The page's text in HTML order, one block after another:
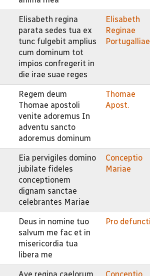
Elisabeth regina
parata sedes tua ex
tunc fulgebit amplius
cum dominum tot
impios confregerit in
die irae suae reges
Elisabeth
Reginae
Portugalliae
Regem deum
Thomae apostoli
venite adoremus In
adventu sancto
adoremus dominum
Thomae
Apost.
Eia pervigiles domino
jubilate fideles
conceptionem
dignam sanctae
celebrantes Mariae
Conceptio
Mariae
Deus in nomine tuo
salvum me fac et in
misericordia tua
libera me
Pro